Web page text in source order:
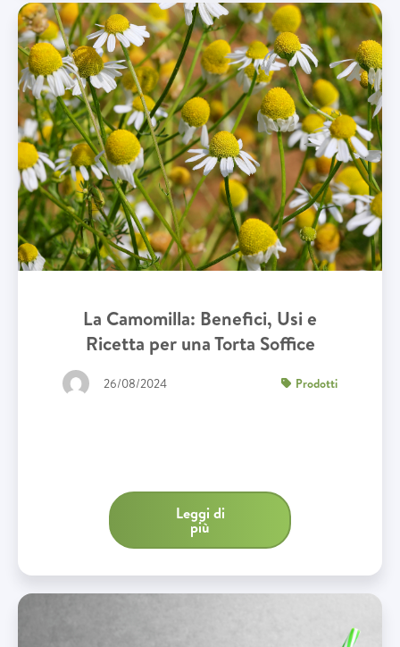
La Camomilla: Benefici, Usi e
Ricetta per una Torta Soffice
26/08/2024 Prodotti
Leggi di
più